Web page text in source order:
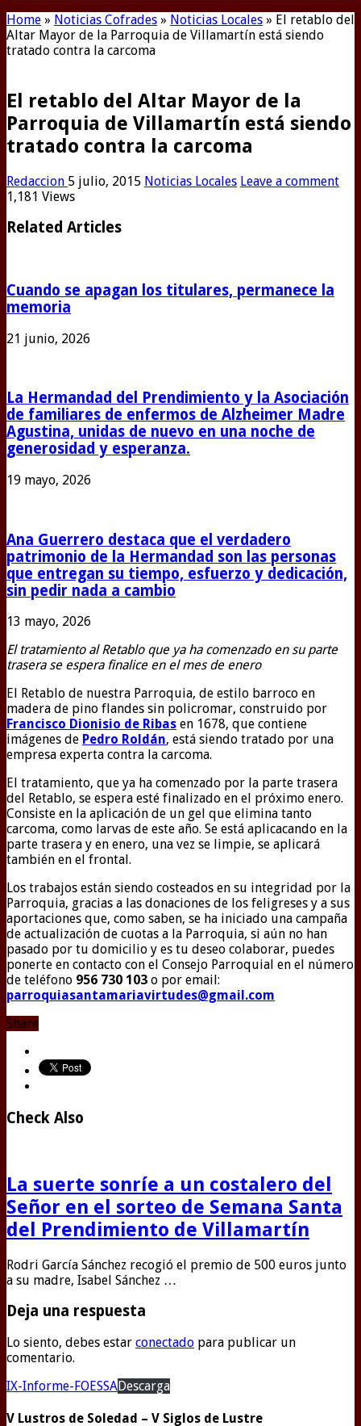
Home » Noticias Cofrades » Noticias Locales » El retablo del
Altar Mayor de la Parroquia de Villamartín está siendo
tratado contra la carcoma
El retablo del Altar Mayor de la
Parroquia de Villamartín está siendo
tratado contra la carcoma
Redaccion 5 julio, 2015 Noticias Locales Leave a comment
1,181 Views
Related Articles
Cuando se apagan los titulares, permanece la
memoria
21 junio, 2026
La Hermandad del Prendimiento y la Asociación
de familiares de enfermos de Alzheimer Madre
Agustina, unidas de nuevo en una noche de
generosidad y esperanza.
19 mayo, 2026
Ana Guerrero destaca que el verdadero
patrimonio de la Hermandad son las personas
que entregan su tiempo, esfuerzo y dedicación,
sin pedir nada a cambio
13 mayo, 2026
El tratamiento al Retablo que ya ha comenzado en su parte
trasera se espera finalice en el mes de enero
El Retablo de nuestra Parroquia, de estilo barroco en
madera de pino flandes sin policromar, construido por
Francisco Dionisio de Ribas en 1678, que contiene
imágenes de Pedro Roldán, está siendo tratado por una
empresa experta contra la carcoma.
El tratamiento, que ya ha comenzado por la parte trasera
del Retablo, se espera esté finalizado en el próximo enero.
Consiste en la aplicación de un gel que elimina tanto
carcoma, como larvas de este año. Se está aplicacando en la
parte trasera y en enero, una vez se limpie, se aplicará
también en el frontal.
Los trabajos están siendo costeados en su integridad por la
Parroquia, gracias a las donaciones de los feligreses y a sus
aportaciones que, como saben, se ha iniciado una campaña
de actualización de cuotas a la Parroquia, si aún no han
pasado por tu domicilio y es tu deseo colaborar, puedes
ponerte en contacto con el Consejo Parroquial en el número
de teléfono 956 730 103 o por email:
parroquiasantamariavirtudes@gmail.com
Share
Check Also
La suerte sonríe a un costalero del
Señor en el sorteo de Semana Santa
del Prendimiento de Villamartín
Rodri García Sánchez recogió el premio de 500 euros junto
a su madre, Isabel Sánchez …
Deja una respuesta
Lo siento, debes estar conectado para publicar un
comentario.
IX-Informe-FOESSADescarga
V Lustros de Soledad – V Siglos de Lustre